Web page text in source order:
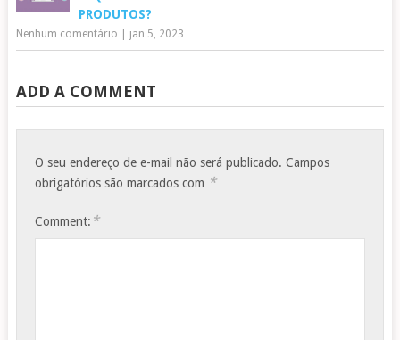
PRODUTOS?
Nenhum comentário jan 5, 2023
ADD A COMMENT
O seu endereço de e-mail não será publicado. Campos
obrigatórios são marcados com *
Comment: *